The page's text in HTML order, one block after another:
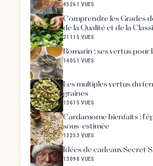
45261 VUES
Comprendre les Grades
de la Qualité et de la
21115 VUES
Romarin : ses vertus pour
14051 VUES
Les multiples vertus du
graines
13615 VUES
Cardamome bienfaits :
sous-estimée
13253 VUES
Idées de cadeaux Secret
13098 VUES